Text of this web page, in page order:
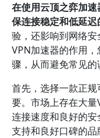
在使用云顶之弈加
保连接稳定和低延迟
验，还影响到网络
VPN加速器的作用
骤，从而避免常见的
首先，选择一款正
要。市场上存在大
连接速度和良好的
支持和良好口碑的